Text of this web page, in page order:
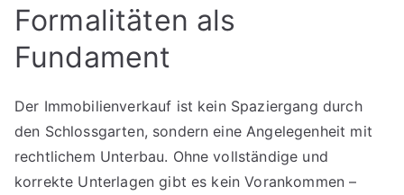
Formalitäten als
Fundament
Der Immobilienverkauf ist kein Spaziergang durch
den Schlossgarten, sondern eine Angelegenheit mit
rechtlichem Unterbau. Ohne vollständige und
korrekte Unterlagen gibt es kein Vorankommen –